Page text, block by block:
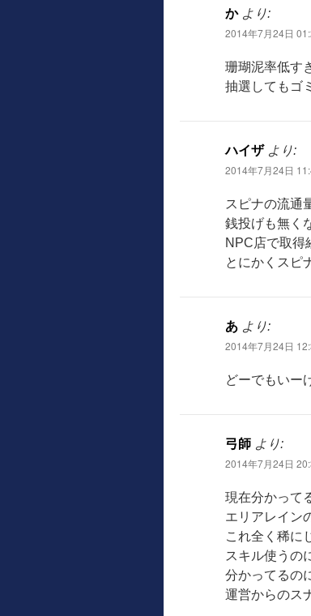
か より:
2014年7月24日
珊瑚泥率低す
抽選してもゴ
ハイザ より:
2014年7月24日
スピナの流通
銭投げも無く
NPC店で取得
とにかくスピ
あ より:
2014年7月24日
どーでもいー
弓師 より:
2014年7月24日
現在分かって
エリアレイン
これ全く稀に
スキル使うの
分かってるの
運営からのス